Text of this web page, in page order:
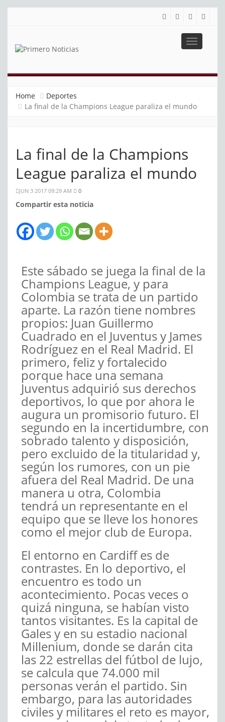
Toggle
Home
Deportes
La final de la Champions League paraliza el mundo
La final de la Champions
League paraliza el mundo
JUN 3 2017 09:29 AM 0
Compartir esta noticia
Este sábado se juega la final de la
Champions League, y para
Colombia se trata de un partido
aparte. La razón tiene nombres
propios: Juan Guillermo
Cuadrado en el Juventus y James
Rodríguez en el Real Madrid. El
primero, feliz y fortalecido
porque hace una semana
Juventus adquirió sus derechos
deportivos, lo que por ahora le
augura un promisorio futuro. El
segundo en la incertidumbre, con
sobrado talento y disposición,
pero excluido de la titularidad y,
según los rumores, con un pie
afuera del Real Madrid. De una
manera u otra, Colombia
tendrá un representante en el
equipo que se lleve los honores
como el mejor club de Europa.
El entorno en Cardiff es de
contrastes. En lo deportivo, el
encuentro es todo un
acontecimiento. Pocas veces o
quizá ninguna, se habían visto
tantos visitantes. Es la capital de
Gales y en su estadio nacional
Millenium, donde se darán cita
las 22 estrellas del fútbol de lujo,
se calcula que 74.000 mil
personas verán el partido. Sin
embargo, para las autoridades
civiles y militares el reto es mayor,